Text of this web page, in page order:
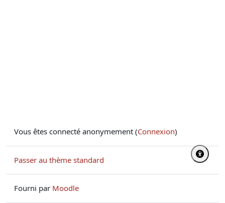
Vous êtes connecté anonymement (Connexion)
Passer au thème standard
Fourni par Moodle